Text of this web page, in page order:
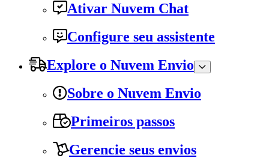
Ativar Nuvem Chat
Configure seu assistente
Explore o Nuvem Envio
Sobre o Nuvem Envio
Primeiros passos
Gerencie seus envios